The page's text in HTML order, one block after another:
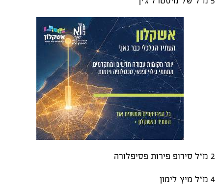
2 מ"ל סירופ פירות פסיפלורה
4 מ"ל מיץ לימון